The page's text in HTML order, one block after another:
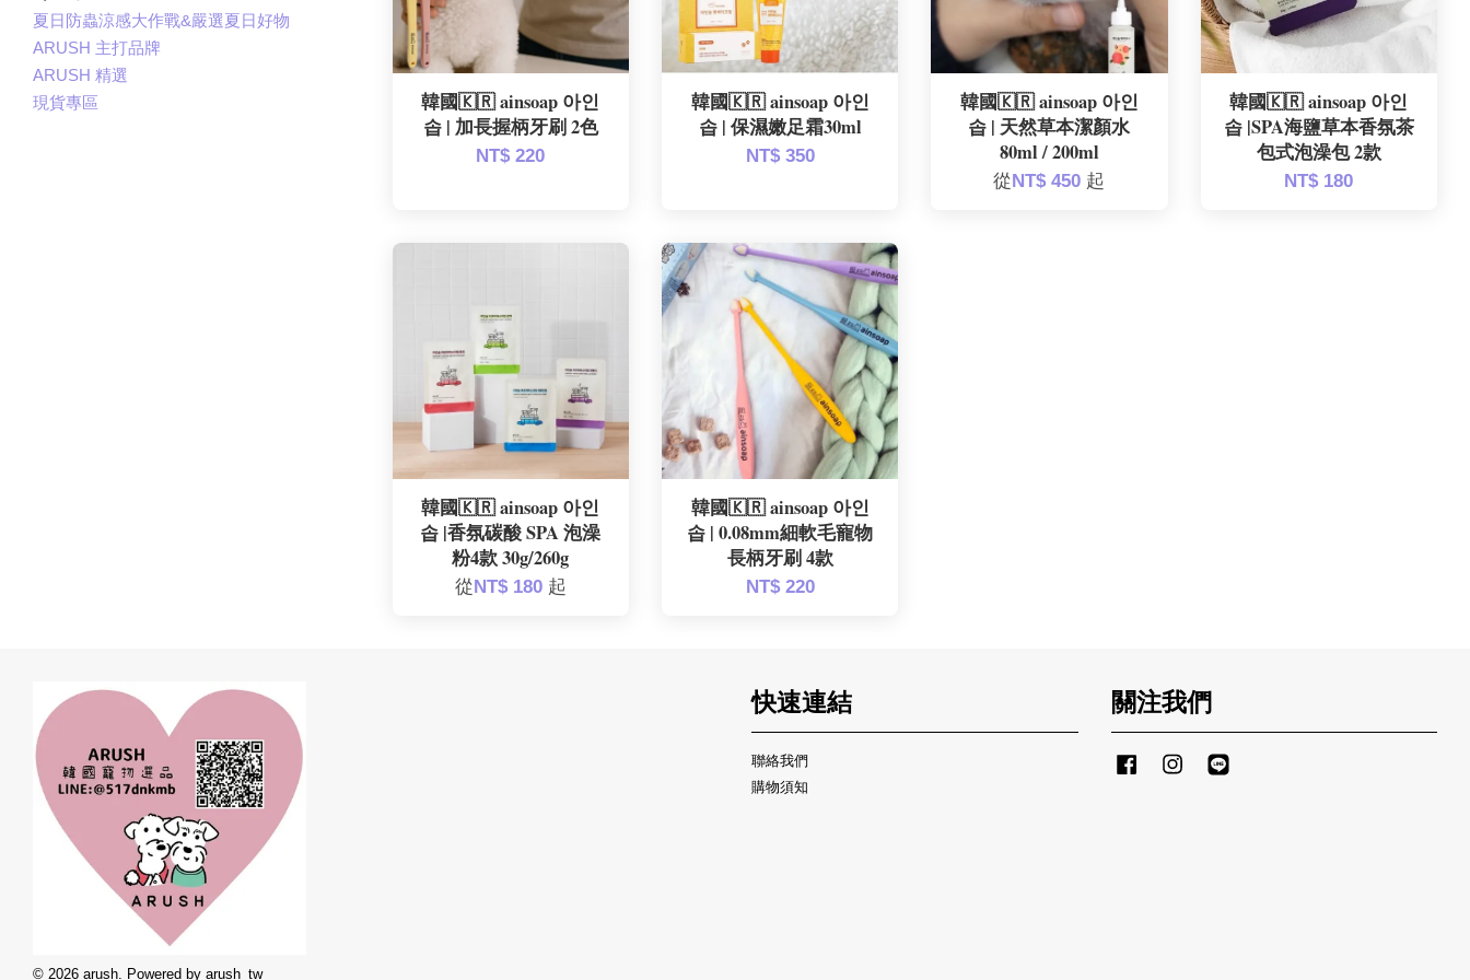
夏日防蟲涼感大作戰&嚴選夏日好物
ARUSH 主打品牌
ARUSH 精選
現貨專區
韓國🇰🇷 ainsoap 아인
솝 | 加長握柄牙刷 2色
NT$ 220
韓國🇰🇷 ainsoap 아인
솝 | 保濕嫩足霜30ml
NT$ 350
韓國🇰🇷 ainsoap 아인
솝 | 天然草本潔顏水
80ml / 200ml
從NT$ 450 起
韓國🇰🇷 ainsoap 아인
솝 |SPA海鹽草本香氛茶
包式泡澡包 2款
NT$ 180
韓國🇰🇷 ainsoap 아인
솝 |香氛碳酸 SPA 泡澡
粉4款 30g/260g
從NT$ 180 起
韓國🇰🇷 ainsoap 아인
솝 | 0.08mm細軟毛寵物
長柄牙刷 4款
NT$ 220
© 2026 arush. Powered by arush_tw_
快速連結
聯絡我們
購物須知
關注我們
FacebookInstagram